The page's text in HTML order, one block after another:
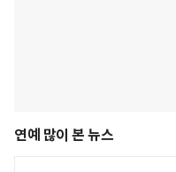
연예 많이 본 뉴스